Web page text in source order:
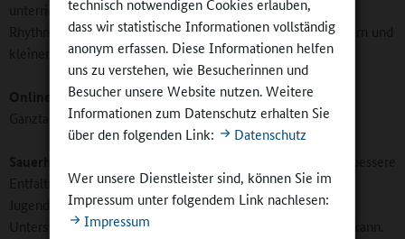
technisch notwendigen Cookies erlauben,
dass wir statistische Informationen vollständig
anonym erfassen. Diese Informationen helfen
uns zu verstehen, wie Besucherinnen und
Besucher unsere Website nutzen. Weitere
Informationen zum Datenschutz erhalten Sie
über den folgenden Link:
Datenschutz
Wer unsere Dienstleister sind, können Sie im
Impressum unter folgendem Link nachlesen:
Impressum
unterrichten - weil einfach die Möglichkeiten durch die
Rhythmisierung und die Differenzierung mit Tandem-Lehrern und
kleineren Lerngruppen viel größer sind.
Online-Redaktion: Welche Gründe gibt es für Sie, eine
Ganztagsklasse einzurichten?
Sauerhammer:
Sie bietet allen Schülerinnen und Schülern bessere
Entfaltungsmöglichkeiten. Manche unserer Kinder und
Jugendlichen erhalten von elterlicher Seite noch zu wenig
Unterstützung, was man mit der Ganztagsklasse auffangen kann.